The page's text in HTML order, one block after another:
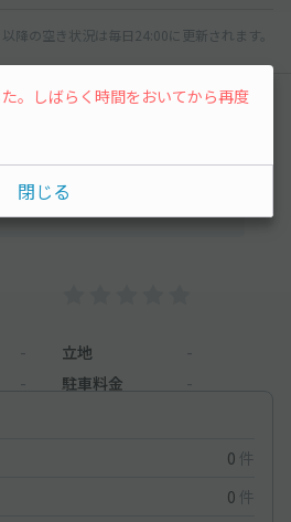
以降の空き状況は毎日24:00に更新されます。
りません。他のユーザーの方の
レビューを投稿してみましょ
立地
駐車料金
0 件
0 件
。しばらく時間をおいてから再度
閉じる